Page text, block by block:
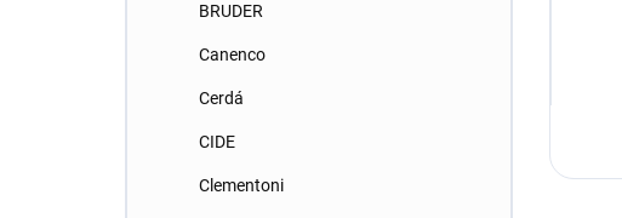
BRUDER
Canenco
Cerdá
CIDE
Clementoni